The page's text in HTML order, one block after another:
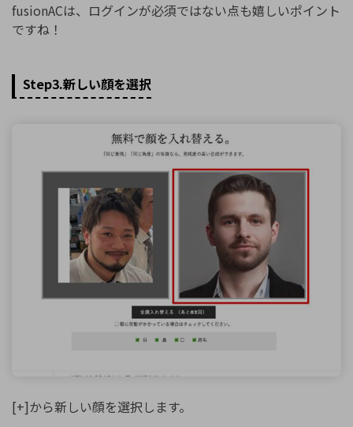
fusionACは、ログインが必須ではない点も嬉しいポイント
ですね！
Step3.新しい顔を選択
[+]から新しい顔を選択します。